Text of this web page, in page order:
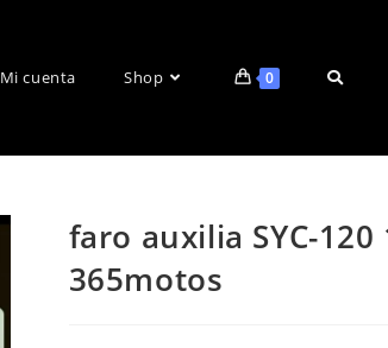
Mi cuenta Shop 0
faro auxilia SYC-
365motos